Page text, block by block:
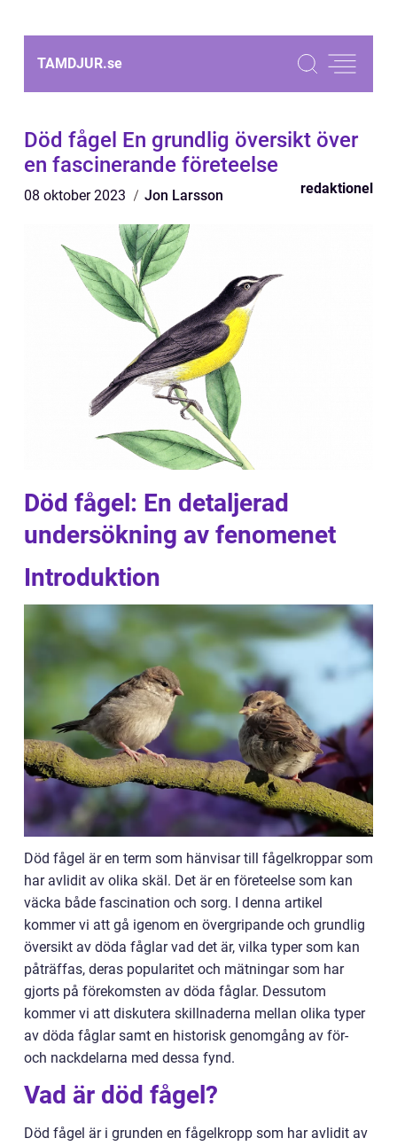
TAMDJUR.se
Död fågel En grundlig översikt över
en fascinerande företeelse
08 oktober 2023 Jon Larsson redaktionel
Död fågel: En detaljerad
undersökning av fenomenet
Introduktion
Död fågel är en term som hänvisar till fågelkroppar som
har avlidit av olika skäl. Det är en företeelse som kan
väcka både fascination och sorg. I denna artikel
kommer vi att gå igenom en övergripande och grundlig
översikt av döda fåglar vad det är, vilka typer som kan
påträffas, deras popularitet och mätningar som har
gjorts på förekomsten av döda fåglar. Dessutom
kommer vi att diskutera skillnaderna mellan olika typer
av döda fåglar samt en historisk genomgång av för-
och nackdelarna med dessa fynd.
Vad är död fågel?
Död fågel är i grunden en fågelkropp som har avlidit av